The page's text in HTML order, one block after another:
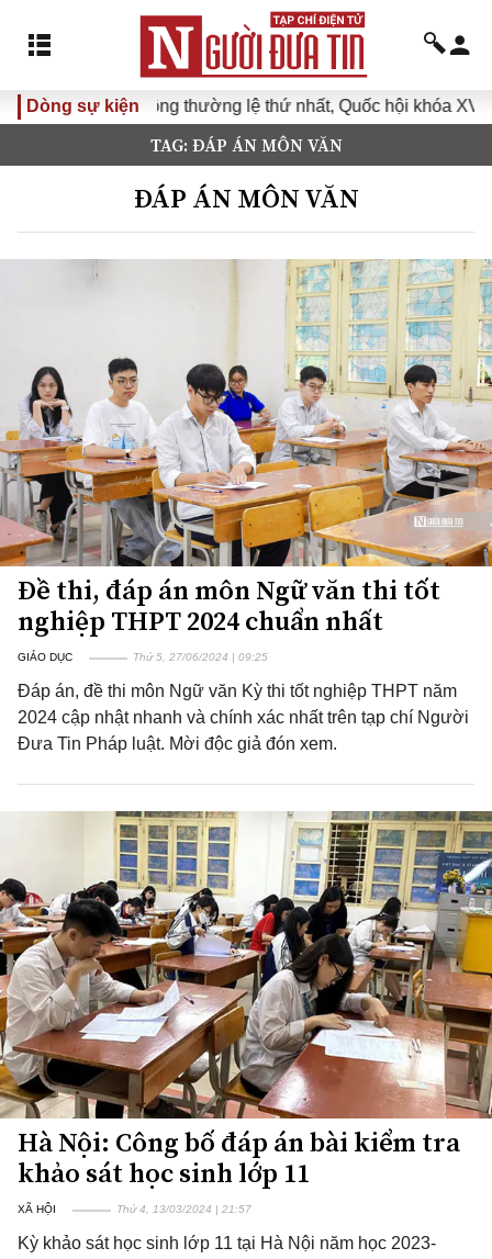
Dòng sự kiện
không thường lệ thứ nhất, Quốc hội khóa XVI Đưa Nghị
TAG: ĐÁP ÁN MÔN VĂN
ĐÁP ÁN MÔN VĂN
Đề thi, đáp án môn Ngữ văn thi tốt
nghiệp THPT 2024 chuẩn nhất
GIÁO DỤC Thứ 5, 27/06/2024 | 09:25
Đáp án, đề thi môn Ngữ văn Kỳ thi tốt nghiệp THPT năm
2024 cập nhật nhanh và chính xác nhất trên tạp chí Người
Đưa Tin Pháp luật. Mời độc giả đón xem.
Hà Nội: Công bố đáp án bài kiểm tra
khảo sát học sinh lớp 11
XÃ HỘI Thứ 4, 13/03/2024 | 21:57
Kỳ khảo sát học sinh lớp 11 tại Hà Nội năm học 2023-